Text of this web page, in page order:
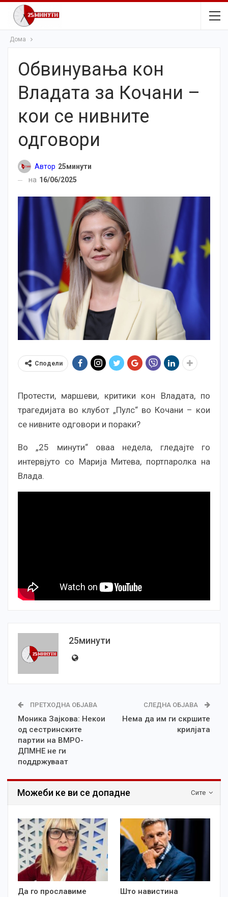
Дома
Обвинувања кон
Владата за Кочани –
кои се нивните
одговори
Автор 25минути
на 16/06/2025
Сподели
Протести, маршеви, критики кон Владата, по
трагедијата во клубот „Пулс“ во Кочани – кои
се нивните одговори и пораки?
Во „25 минути“ оваа недела, гледајте го
интервјуто со Марија Митева, портпаролка на
Влада.
25минути
ПРЕТХОДНА ОБЈАВА
Моника Зајкова: Некои
од сестринските
партии на ВМРО-
ДПМНЕ не ги
поддржуваат
СЛЕДНА ОБЈАВА
Нема да им ги скршите
крилјата
Сите
Можеби ке ви се допадне
Да го прославиме
Што навистина